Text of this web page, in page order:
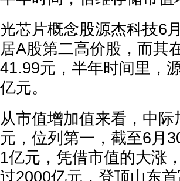
光芯片概念股源杰科技6
居A股第二高价股，而其
41.99元，半年时间里，
亿元。
从市值增加值来看，中
元，位列第一，截至6月
1亿元，凭借市值的大涨
过2000亿元，登顶山东首